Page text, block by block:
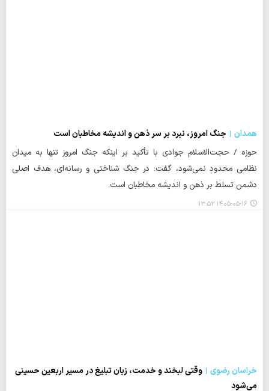
همدان
جنگ امروز، نبرد بر سر ذهن و اندیشه مخاطبان است
حوزه / حجت‌الاسلام جوادی با تأکید بر اینکه جنگ امروز تنها به میدان
نظامی محدود نمی‌شود، گفت: در جنگ شناختی و رسانه‌ای، هدف اصلی
دشمن تسلط بر ذهن و اندیشه مخاطبان است.
۱۴۰۵-۰۵-۱۶ ۱۳:۵۲
خراسان رضوی
وقتی لبخند و خدمت، زبان تبلیغ در مسیر اربعین حسینی
می‌شود